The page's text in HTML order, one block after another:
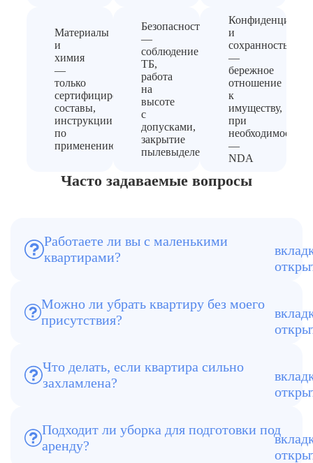
Материалы
и
химия
—
только
сертифицированные
составы,
инструкции
по
применению
Безопасность
—
соблюдение
ТБ,
работа
на
высоте
с
допусками,
закрытие
пылевыделения
и
сохранность
—
бережное
отношение
к
имуществу,
при
необходимости
—
NDA
Часто задаваемые вопросы
Работаете ли вы с маленькими
квартирами?
Да, в Реутове это частая задача, мы
Можно ли убрать квартиру без моего
присутствия?
Да, достаточно передать ключи
Что делать, если квартира сильно
захламлена?
Мы сначала работаем с пространством,
Подходит ли уборка для подготовки под
аренду?
Да, это одно из основных направлений